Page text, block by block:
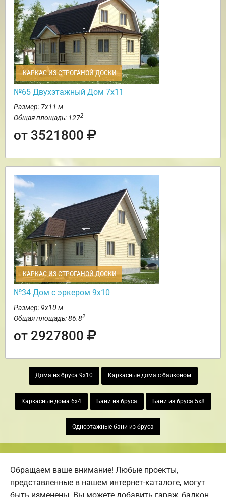
КАРКАС ИЗ СТРОГАНОЙ ДОСКИ
№65 Двухэтажный Дом 7х11
Размер: 7х11 м
Общая площадь: 1272
от 3521800
КАРКАС ИЗ СТРОГАНОЙ ДОСКИ
№34 Дом с эркером 9х10
Размер: 9х10 м
Общая площадь: 86.82
от 2927800
Дома из бруса 9х10 Каркасные дома с балконом
Каркасные дома 6х4 Бани из бруса Бани из бруса 5х8
Одноэтажные бани из бруса
Обращаем ваше внимание! Любые проекты,
представленные в нашем интернет-каталоге, могут